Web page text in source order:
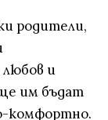
родители,
и
им бъдат
комфортно.